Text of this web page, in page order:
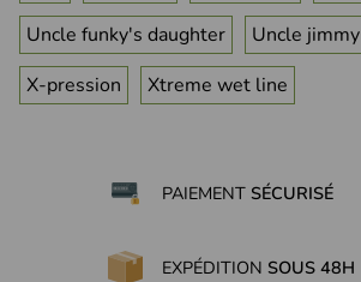
(1 avis)
Uncle funky's daughter
Uncle jimmy
X-pression
Xtreme wet line
PAIEMENT SÉCURISÉ
EXPÉDITION SOUS 48H